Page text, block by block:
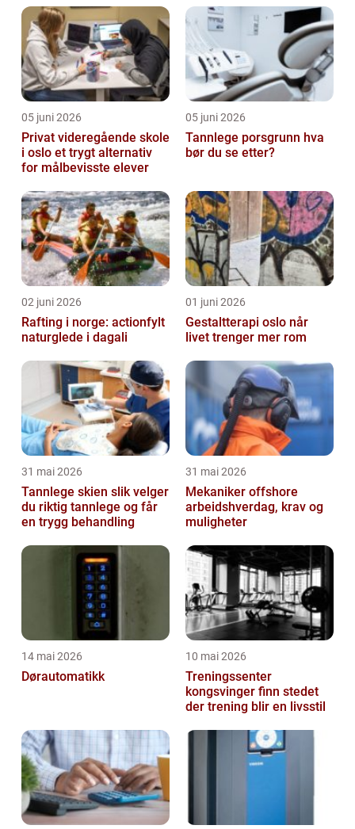
05 juni 2026
Privat videregående skole
i oslo et trygt alternativ
for målbevisste elever
05 juni 2026
Tannlege porsgrunn hva
bør du se etter?
02 juni 2026
Rafting i norge: actionfylt
naturglede i dagali
01 juni 2026
Gestaltterapi oslo når
livet trenger mer rom
31 mai 2026
Tannlege skien slik velger
du riktig tannlege og får
en trygg behandling
31 mai 2026
Mekaniker offshore
arbeidshverdag, krav og
muligheter
14 mai 2026
Dørautomatikk
10 mai 2026
Treningssenter
kongsvinger finn stedet
der trening blir en livsstil